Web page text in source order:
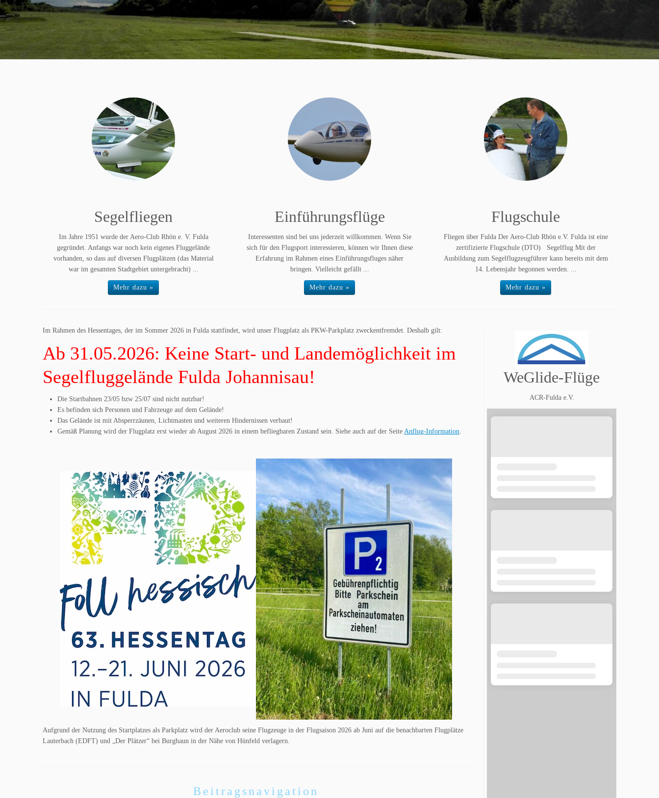
Segelfliegen
Im Jahre 1951 wurde der Aero-Club Rhön e. V. Fulda
gegründet. Anfangs war noch kein eigenes Fluggelände
vorhanden, so dass auf diversen Flugplätzen (das Material
war im gesamten Stadtgebiet untergebracht) ...
Mehr dazu »
Einführungsflüge
Interessenten sind bei uns jederzeit willkommen. Wenn Sie
sich für den Flugsport interessieren, können wir Ihnen diese
Erfahrung im Rahmen eines Einführungsfluges näher
bringen. Vielleicht gefällt ...
Mehr dazu »
Flugschule
Fliegen über Fulda Der Aero-Club Rhön e.V. Fulda ist eine
zertifizierte Flugschule (DTO) Segelflug Mit der
Ausbildung zum Segelflugzeugführer kann bereits mit dem
14. Lebensjahr begonnen werden. ...
Mehr dazu »
Im Rahmen des Hessentages, der im Sommer 2026 in Fulda stattfindet, wird unser Flugplatz als PKW-Parkplatz zweckentfremdet. Deshalb gilt:
Ab 31.05.2026: Keine Start- und Landemöglichkeit im
Segelfluggelände Fulda Johannisau!
Die Startbahnen 23/05 bzw 25/07 sind nicht nutzbar!
Es befinden sich Personen und Fahrzeuge auf dem Gelände!
Das Gelände ist mit Absperrzäunen, Lichtmasten und weiteren Hindernissen verbaut!
Gemäß Planung wird der Flugplatz erst wieder ab August 2026 in einem befliegbaren Zustand sein. Siehe auch auf der Seite Anflug-Information.
Aufgrund der Nutzung des Startplatzes als Parkplatz wird der Aeroclub seine Flugzeuge in der Flugsaison 2026 ab Juni auf die benachbarten Flugplätze
Lauterbach (EDFT) und „Der Plätzer“ bei Burghaun in der Nähe von Hünfeld verlagern.
Beitragsnavigation
WeGlide-Flüge
ACR-Fulda e.V.